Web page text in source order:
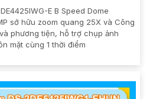
E B Speed Dome
sở hữu zoom quang 25X và Công
phương tiện, hỗ trợ chụp ảnh
mặt cùng 1 thời điểm